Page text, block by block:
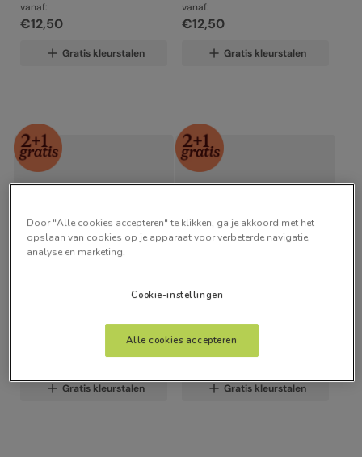
vanaf:
€12,50
Gratis kleurstalen
vanaf:
€12,50
Gratis kleurstalen
Gratis kleurstalen
Chestnut & Latte
vanaf:
€17,00
Gratis kleurstalen
Door "Alle cookies accepteren" te klikken, ga je akkoord met het
opslaan van cookies op je apparaat voor verbeterde navigatie,
analyse en marketing.
Cookie-instellingen
Alle cookies accepteren